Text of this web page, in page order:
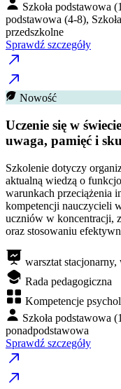
Szkoła podstawowa
podstawowa (4-8),
przedszkolne
Sprawdź szczegóły
Nowość
Uczenie się w
uwaga, pamięć i
Szkolenie dotyczy
aktualną wiedzą o
warunkach przeciążenia
kompetencji nauczycieli
uczniów w koncentracji,
oraz stosowaniu
warsztat
Rada pedagogiczna
Kompetencje
Szkoła podstawowa
ponadpodstawowa
Sprawdź szczegóły